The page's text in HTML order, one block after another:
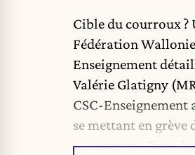
Cible du courroux ?
Fédération
Enseignement
Valérie Glatigny
CSC-Enseignement
se mettant en
programme 2 en